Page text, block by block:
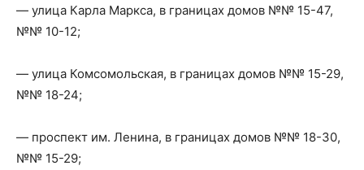
— улица Карла Маркса, в границах домов №№ 15-47,
№№ 10-12;
— улица Комсомольская, в границах домов №№ 15-29,
№№ 18-24;
— проспект им. Ленина, в границах домов №№ 18-30,
№№ 15-29;